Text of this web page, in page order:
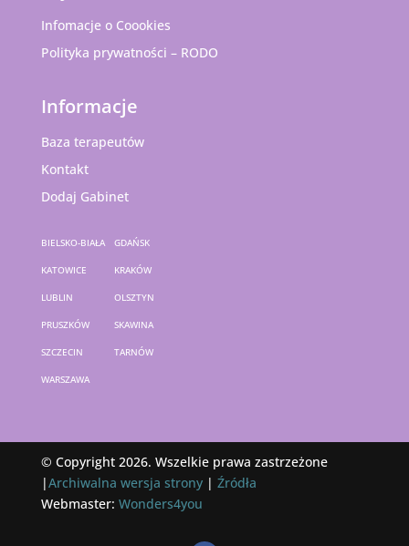
Infomacje o Coookies
Polityka prywatności – RODO
Informacje
Baza terapeutów
Kontakt
Dodaj Gabinet
BIELSKO-BIAŁA GDAŃSK
KATOWICE KRAKÓW
LUBLIN OLSZTYN
PRUSZKÓW SKAWINA
SZCZECIN TARNÓW
WARSZAWA
© Copyright 2026. Wszelkie prawa zastrzeżone
|Archiwalna wersja strony| Źródła
Webmaster: Wonders4you